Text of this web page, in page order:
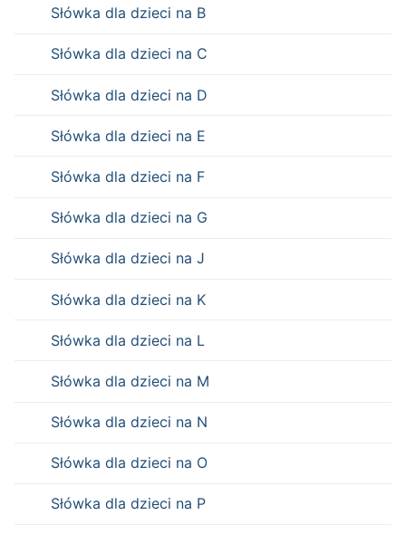
Słówka dla dzieci na B
Słówka dla dzieci na C
Słówka dla dzieci na D
Słówka dla dzieci na E
Słówka dla dzieci na F
Słówka dla dzieci na G
Słówka dla dzieci na J
Słówka dla dzieci na K
Słówka dla dzieci na L
Słówka dla dzieci na M
Słówka dla dzieci na N
Słówka dla dzieci na O
Słówka dla dzieci na P